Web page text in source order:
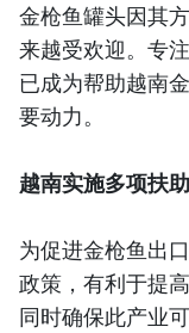
金枪鱼罐头因其
来越受欢迎。专
已成为帮助越南
要动力。
越南实施多项扶
为促进金枪鱼出
政策，有利于提
同时确保此产业可